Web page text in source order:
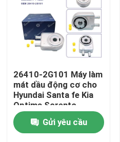
Video
Về chúng tôi
Chuyến tham quan nhà máy
Kiểm soát chất lượng
Liên hệ với chúng tôi
26410-2G101 Máy làm
mát dầu động cơ cho
Hyundai Santa fe Kia
Optima Sorento
Gửi yêu cầu